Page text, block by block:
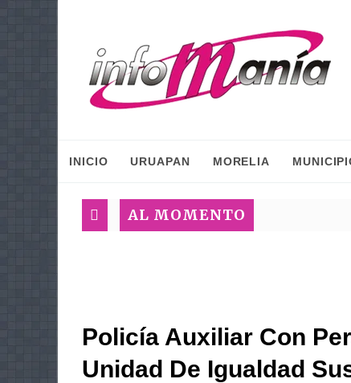
INICIO URUAPAN MORELIA
AL MOMENTO
Policía Auxiliar Con
Unidad De Igualdad